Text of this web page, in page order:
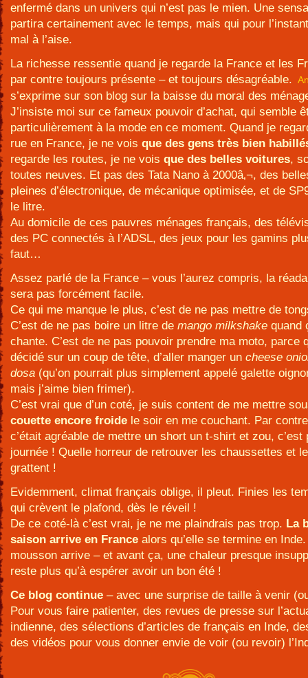
enfermé dans un univers qui n’est pas le mien. Une
partira certainement avec le temps, mais qui pour
mal à l’aise.
La richesse ressentie quand je regarde la France et les
par contre toujours présente – et toujours désagréable.
s’exprime sur son blog sur la baisse du moral des
J’insiste moi sur ce fameux pouvoir d’achat, qui semble
particulièrement à la mode en ce moment. Quand je
rue en France, je ne vois que des gens très bien
regarde les routes, je ne vois que des belles voitures,
toutes neuves. Et pas des Tata Nano à 2000â‚¬, des
pleines d’électronique, de mécanique optimisée, et de
le litre.
Au domicile de ces pauvres ménages français, des
des PC connectés à l’ADSL, des jeux pour les gamins
faut…
Assez parlé de la France – vous l’aurez compris, la
sera pas forcément facile.
Ce qui me manque le plus, c’est de ne pas mettre de
C’est de ne pas boire un litre de mango milkshake quand
chante. C’est de ne pas pouvoir prendre ma moto, parce
décidé sur un coup de tête, d’aller manger un cheese
dosa (qu’on pourrait plus simplement appelé galette
mais j’aime bien frimer).
C’est vrai que d’un coté, je suis content de me mettre
couette encore froide le soir en me couchant. Par
c’était agréable de mettre un short un t-shirt et zou, c’est
journée ! Quelle horreur de retrouver les chaussettes et
grattent !
Evidemment, climat français oblige, il pleut. Finies les
qui crèvent le plafond, dès le réveil !
De ce coté-là c’est vrai, je ne me plaindrais pas trop. La
saison arrive en France alors qu’elle se termine en
mousson arrive – et avant ça, une chaleur presque
reste plus qu’à espérer avoir un bon été !
Ce blog continue – avec une surprise de taille à venir
Pour vous faire patienter, des revues de presse sur
indienne, des sélections d’articles de français en Inde,
des vidéos pour vous donner envie de voir (ou revoir)